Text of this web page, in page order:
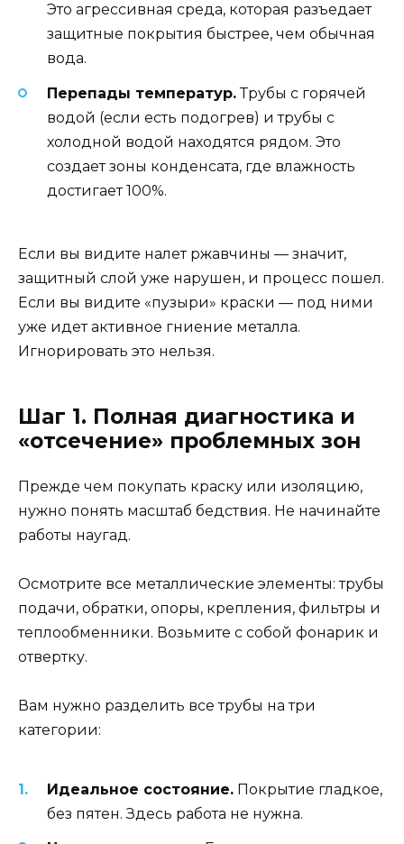
Это агрессивная среда, которая разъедает
защитные покрытия быстрее, чем обычная
вода.
Перепады температур.Трубы с горячей
водой (если есть подогрев) и трубы с
холодной водой находятся рядом. Это
создает зоны конденсата, где влажность
достигает 100%.
Если вы видите налет ржавчины — значит,
защитный слой уже нарушен, и процесс пошел.
Если вы видите «пузыри» краски — под ними
уже идет активное гниение металла.
Игнорировать это нельзя.
Шаг 1. Полная диагностика и
«отсечение» проблемных зон
Прежде чем покупать краску или изоляцию,
нужно понять масштаб бедствия. Не начинайте
работы наугад.
Осмотрите все металлические элементы: трубы
подачи, обратки, опоры, крепления, фильтры и
теплообменники. Возьмите с собой фонарик и
отвертку.
Вам нужно разделить все трубы на три
категории:
Идеальное состояние. Покрытие гладкое,
без пятен. Здесь работа не нужна.